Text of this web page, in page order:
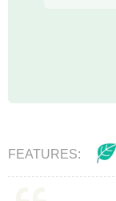
FEATURES: